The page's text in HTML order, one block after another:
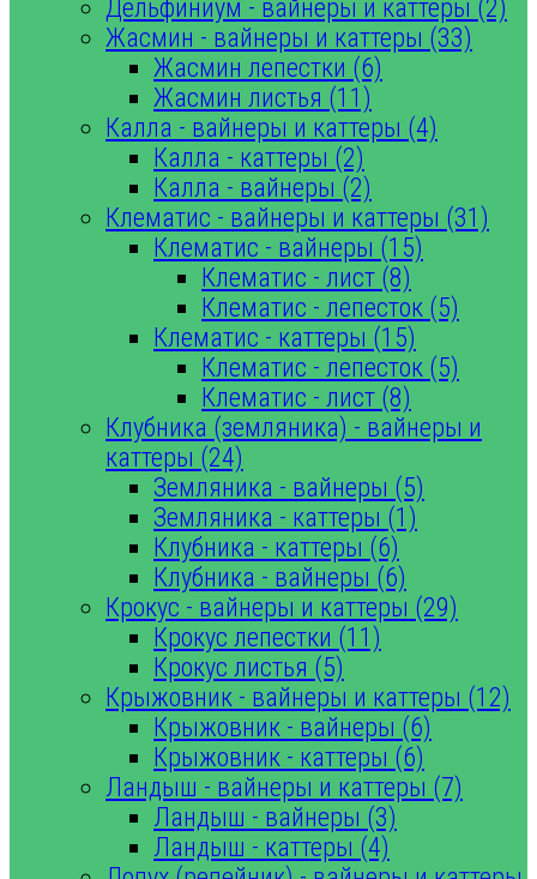
Дельфиниум - вайнеры и каттеры (2)
Жасмин - вайнеры и каттеры (33)
Жасмин лепестки (6)
Жасмин листья (11)
Калла - вайнеры и каттеры (4)
Калла - каттеры (2)
Калла - вайнеры (2)
Клематис - вайнеры и каттеры (31)
Клематис - вайнеры (15)
Клематис - лист (8)
Клематис - лепесток (5)
Клематис - каттеры (15)
Клематис - лепесток (5)
Клематис - лист (8)
Клубника (земляника) - вайнеры и
каттеры (24)
Земляника - вайнеры (5)
Земляника - каттеры (1)
Клубника - каттеры (6)
Клубника - вайнеры (6)
Крокус - вайнеры и каттеры (29)
Крокус лепестки (11)
Крокус листья (5)
Крыжовник - вайнеры и каттеры (12)
Крыжовник - вайнеры (6)
Крыжовник - каттеры (6)
Ландыш - вайнеры и каттеры (7)
Ландыш - вайнеры (3)
Ландыш - каттеры (4)